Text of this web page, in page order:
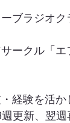
ーブラジオ
ークル「
経験を活か
更新、翌週